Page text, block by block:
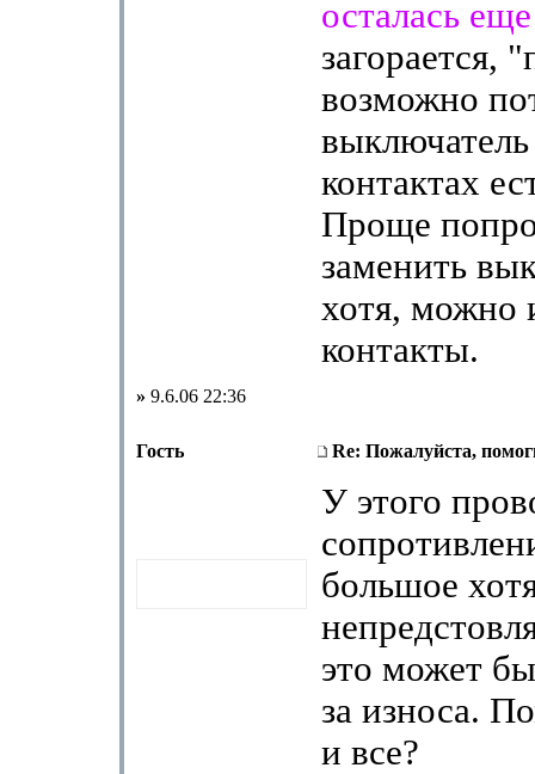
осталась
загорается,
возможно
контактах
Проще
заменить
хотя, можно
контакты.
» 9.6.06 22:36
Гость Re: Пожалуйста,
У этого
большое
это может
за износа.
и все?